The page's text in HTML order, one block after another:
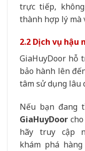
trực tiếp,
thành hợp lý mà
2.2 Dịch vụ hậu
GiaHuyDoor hỗ
bảo hành lên
tâm sử dụng lâu
Nếu bạn đang
GiaHuyDoor
hãy truy cập
khám phá